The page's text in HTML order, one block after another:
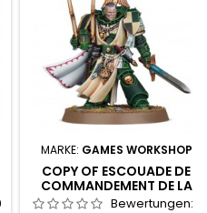
MARKE: GAMES WORKSHOP
COPY OF ESCOUADE DE
COMMANDEMENT DE LA
RAVENWING
Bewertungen: